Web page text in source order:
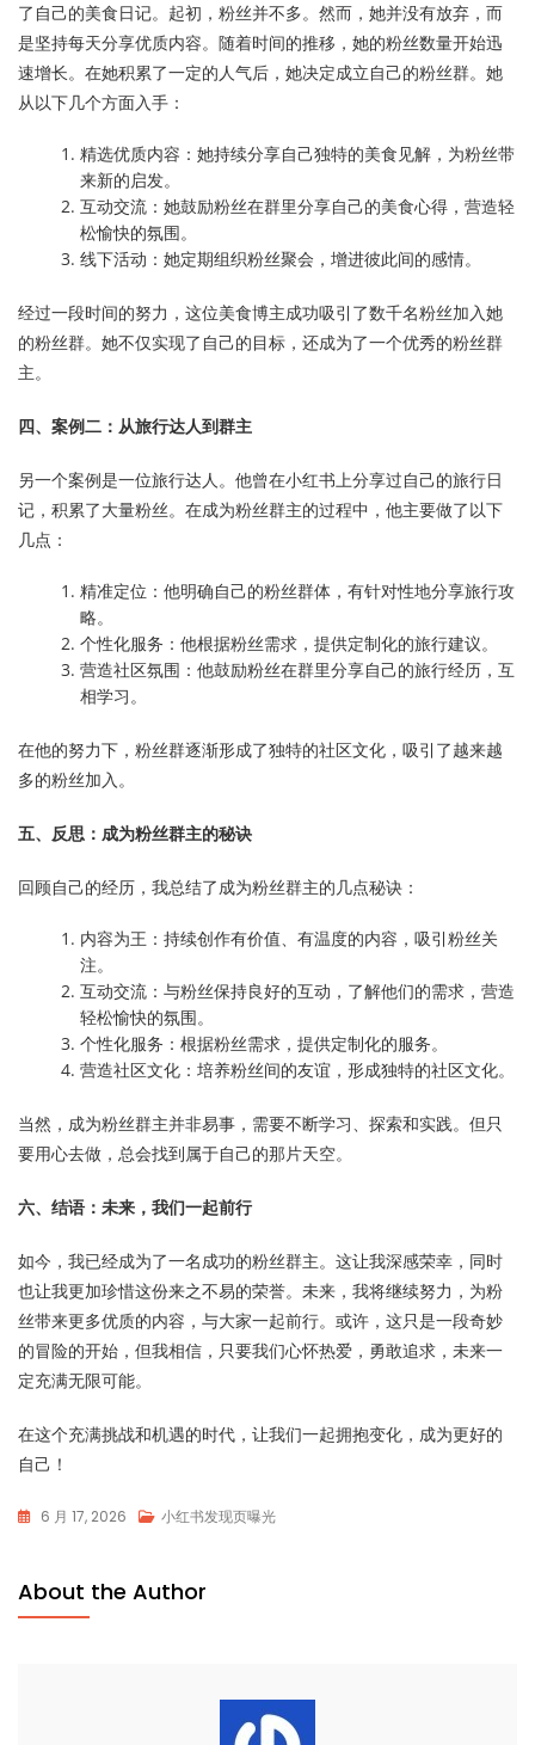
了自己的美食日记。起初，粉丝并不多。然而，她并没有放弃，而
是坚持每天分享优质内容。随着时间的推移，她的粉丝数量开始迅
速增长。在她积累了一定的人气后，她决定成立自己的粉丝群。她
从以下几个方面入手：
精选优质内容：她持续分享自己独特的美食见解，为粉丝带
来新的启发。
互动交流：她鼓励粉丝在群里分享自己的美食心得，营造轻
松愉快的氛围。
线下活动：她定期组织粉丝聚会，增进彼此间的感情。
经过一段时间的努力，这位美食博主成功吸引了数千名粉丝加入她
的粉丝群。她不仅实现了自己的目标，还成为了一个优秀的粉丝群
主。
四、案例二：从旅行达人到群主
另一个案例是一位旅行达人。他曾在小红书上分享过自己的旅行日
记，积累了大量粉丝。在成为粉丝群主的过程中，他主要做了以下
几点：
精准定位：他明确自己的粉丝群体，有针对性地分享旅行攻
略。
个性化服务：他根据粉丝需求，提供定制化的旅行建议。
营造社区氛围：他鼓励粉丝在群里分享自己的旅行经历，互
相学习。
在他的努力下，粉丝群逐渐形成了独特的社区文化，吸引了越来越
多的粉丝加入。
五、反思：成为粉丝群主的秘诀
回顾自己的经历，我总结了成为粉丝群主的几点秘诀：
内容为王：持续创作有价值、有温度的内容，吸引粉丝关
注。
互动交流：与粉丝保持良好的互动，了解他们的需求，营造
轻松愉快的氛围。
个性化服务：根据粉丝需求，提供定制化的服务。
营造社区文化：培养粉丝间的友谊，形成独特的社区文化。
当然，成为粉丝群主并非易事，需要不断学习、探索和实践。但只
要用心去做，总会找到属于自己的那片天空。
六、结语：未来，我们一起前行
如今，我已经成为了一名成功的粉丝群主。这让我深感荣幸，同时
也让我更加珍惜这份来之不易的荣誉。未来，我将继续努力，为粉
丝带来更多优质的内容，与大家一起前行。或许，这只是一段奇妙
的冒险的开始，但我相信，只要我们心怀热爱，勇敢追求，未来一
定充满无限可能。
在这个充满挑战和机遇的时代，让我们一起拥抱变化，成为更好的
自己！
6 月 17, 2026 小红书发现页曝光
About the Author